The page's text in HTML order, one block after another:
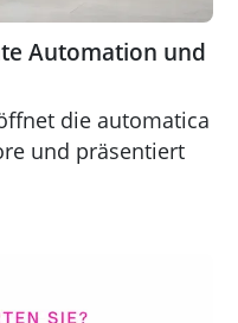
Automation und
die automatica
und präsentiert